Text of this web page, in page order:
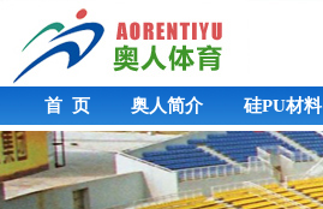
首 页 奥人简介 硅PU材料